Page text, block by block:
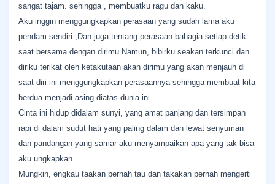
sangat tajam. sehingga , membuatku ragu dan kaku.
Aku inggin menggungkapkan perasaan yang sudah lama aku
pendam sendiri ,Dan juga tentang perasaan bahagia setiap detik
saat bersama dengan dirimu.Namun, bibirku seakan terkunci dan
diriku terikat oleh ketakutaan akan dirimu yang akan menjauh di
saat diri ini menggungkapkan perasaannya sehingga membuat kita
berdua menjadi asing diatas dunia ini.
Cinta ini hidup didalam sunyi, yang amat panjang dan tersimpan
rapi di dalam sudut hati yang paling dalam dan lewat senyuman
dan pandangan yang samar aku menyampaikan apa yang tak bisa
aku ungkapkan.
Mungkin, engkau taakan pernah tau dan takakan pernah mengerti